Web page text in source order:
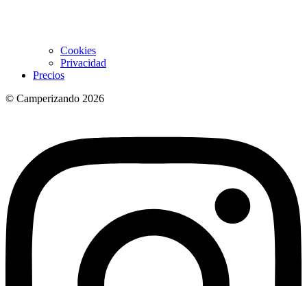
Cookies
Privacidad
Precios
© Camperizando 2026